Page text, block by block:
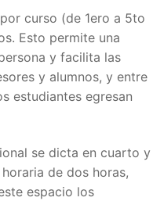
curso (de 1ero a 5to
Esto permite una
y facilita las
y alumnos, y entre
estudiantes egresan
se dicta en cuarto y
de dos horas,
espacio los